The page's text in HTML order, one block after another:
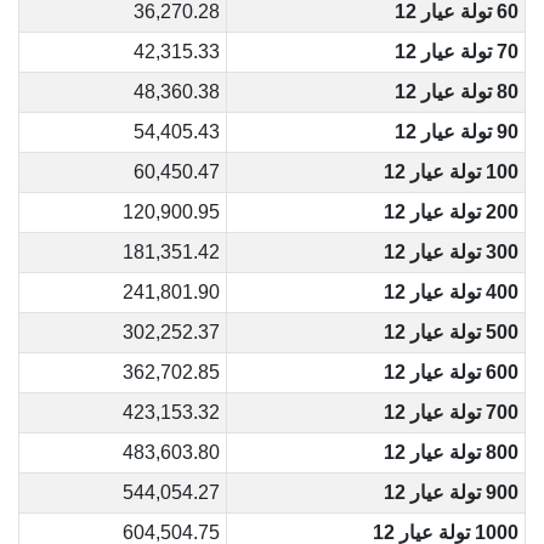
60 تولة عيار 12
36,270.28
70 تولة عيار 12
42,315.33
80 تولة عيار 12
48,360.38
90 تولة عيار 12
54,405.43
100 تولة عيار 12
60,450.47
200 تولة عيار 12
120,900.95
300 تولة عيار 12
181,351.42
400 تولة عيار 12
241,801.90
500 تولة عيار 12
302,252.37
600 تولة عيار 12
362,702.85
700 تولة عيار 12
423,153.32
800 تولة عيار 12
483,603.80
900 تولة عيار 12
544,054.27
1000 تولة عيار 12
604,504.75